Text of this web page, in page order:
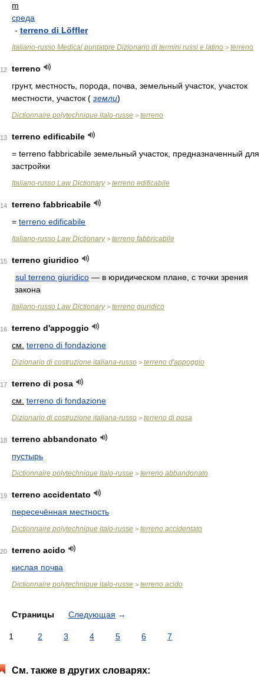
m
среда
- terreno di Löffler
Italiano-russo Medical puntatore Dizionario di termini russi e latino > terreno
12
terreno
грунт, местность, порода, почва, земельный участок, участок
местности, участок ( земли)
Dictionnaire polytechnique italo-russe > terreno
13
terreno edificabile
= terreno fabbricabile земельный участок, предназначенный для
застройки
Italiano-russo Law Dictionary> terreno edificabile
14
terreno fabbricabile
= terreno edificabile
Italiano-russo Law Dictionary> terreno fabbricabile
15
terreno giuridico
sul terreno giuridico — в юридическом плане, с точки зрения
закона
Italiano-russo Law Dictionary> terreno giuridico
16
terreno d'appoggio
см. terreno di fondazione
Dizionario di costruzione italiana-russo > terreno d'appoggio
17
terreno di posa
см. terreno di fondazione
Dizionario di costruzione italiana-russo > terreno di posa
18
terreno abbandonato
пустырь
Dictionnaire polytechnique italo-russe > terreno abbandonato
19
terreno accidentato
пересечённая местность
Dictionnaire polytechnique italo-russe > terreno accidentato
20
terreno acido
кислая почва
Dictionnaire polytechnique italo-russe > terreno acido
Страницы Следующая →
1 2 3 4 5 6 7
См. также в других словарях: